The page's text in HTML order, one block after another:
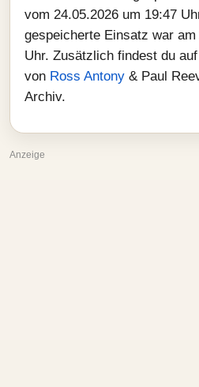
vom 24.05.2026 um 19:47
gespeicherte Einsatz war
Uhr. Zusätzlich findest du
von Ross Antony & Paul
Archiv.
Anzeige